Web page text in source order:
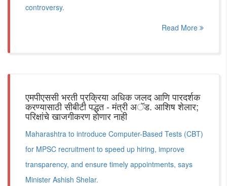
controversy.
Read More
एमपीएससी भरती प्रक्रिया अधिक जलद आणि पारदर्शक
करण्यासाठी सीबीटी पद्धत - मंत्री अॅड. आशिष शेलार;
परिक्षांचे खाजगीकरण होणार नाही
Maharashtra to introduce Computer-Based Tests (CBT)
for MPSC recruitment to speed up hiring, improve
transparency, and ensure timely appointments, says
Minister Ashish Shelar.